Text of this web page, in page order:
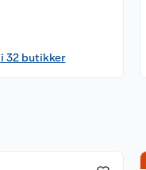
32 butikker